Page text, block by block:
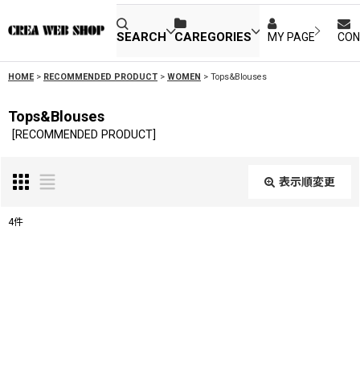
SEARCH CAREGORIES MY PAGE
HOME > RECOMMENDED PRODUCT > WOMEN > Tops&Blouses
Tops&Blouses
[RECOMMENDED PRODUCT]
表示順変更
4件